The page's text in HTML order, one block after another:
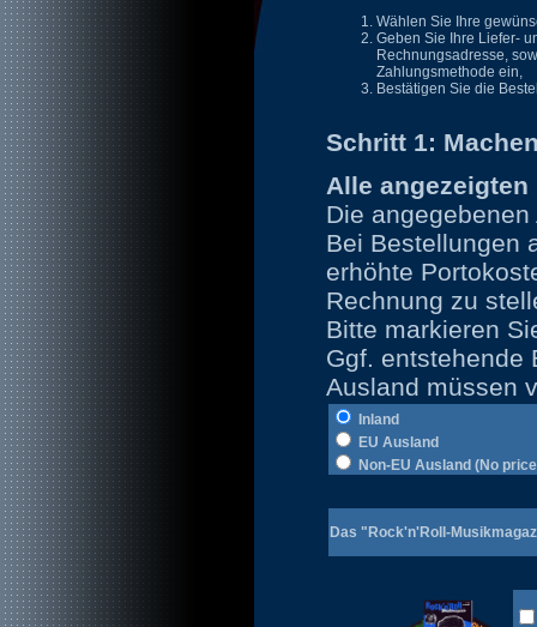
Wählen Sie Ihre
Geben Sie Ihre Liefer-
Rechnungsadresse,
Zahlungsmethode ein,
Bestätigen Sie die
Schritt 1:
Alle
Die
Bei Bestellungen
erhöhte
Rechnung zu
Bitte markieren
Ggf. entstehende
Ausland müssen
Inland
EU Ausland
Non-EU Ausland (No
Das "Rock'n'Roll-